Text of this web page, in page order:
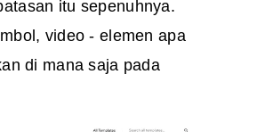
itu sepenuhnya.
video - elemen apa
di mana saja pada